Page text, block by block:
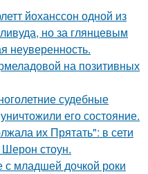
йоханссон одной из
но за глянцевым
неуверенность.
на позитивных
судебные
его состояние.
их Прятать": в сети
стоун.
младшей дочкой роки